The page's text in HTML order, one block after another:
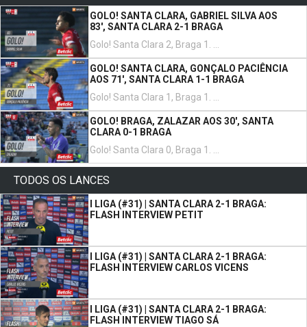
GOLO! SANTA CLARA, GABRIEL SILVA AOS
83', SANTA CLARA 2-1 BRAGA
Golo! Santa Clara 2, Braga 1. Gabriel Silva remate com o pé direito de fora da área.
GOLO! SANTA CLARA, GONÇALO PACIÊNCIA
AOS 71', SANTA CLARA 1-1 BRAGA
Golo! Santa Clara 1, Braga 1. Gonçalo Paciência remate com o pé esquerdo no coração da área.
GOLO! BRAGA, ZALAZAR AOS 30', SANTA
CLARA 0-1 BRAGA
Golo! Santa Clara 0, Braga 1. Rodrigo Zalazar remate com o pé direito do lado esquerdo da área.
TODOS OS LANCES
I LIGA (#31) | SANTA CLARA 2-1 BRAGA:
FLASH INTERVIEW PETIT
I LIGA (#31) | SANTA CLARA 2-1 BRAGA:
FLASH INTERVIEW CARLOS VICENS
I LIGA (#31) | SANTA CLARA 2-1 BRAGA:
FLASH INTERVIEW TIAGO SÁ